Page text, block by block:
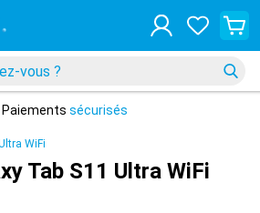
Paiements sécurisés
WiFi
Tab S11 Ultra WiFi